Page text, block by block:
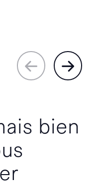
bien